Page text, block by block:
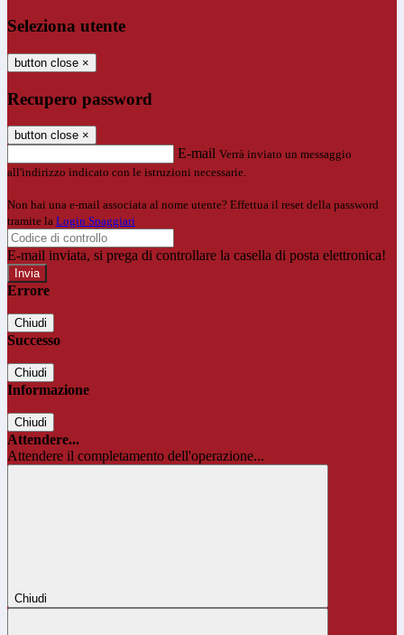
Seleziona utente
button close ×
Recupero password
button close ×
E-mail Verrà inviato un messaggio
all'indirizzo indicato con le istruzioni necessarie.
Non hai una e-mail associata al nome utente? Effettua il reset della password
tramite la Login Spaggiari
E-mail inviata, si prega di controllare la casella di posta elettronica!
Errore
Chiudi
Successo
Chiudi
Informazione
Chiudi
Attendere...
Attendere il completamento dell'operazione...
Chiudi